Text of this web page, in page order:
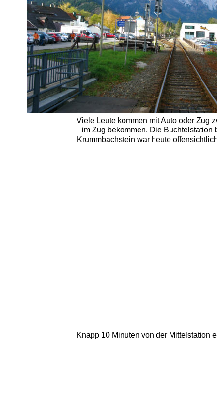
Viele Leute kommen mit Auto oder Zug
im Zug bekommen. Die
Krummbachstein war heute
Knapp 10 Minuten von der Mittelstation